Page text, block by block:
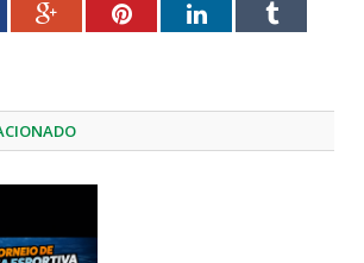
Google+PinterestLinkedInTumblr